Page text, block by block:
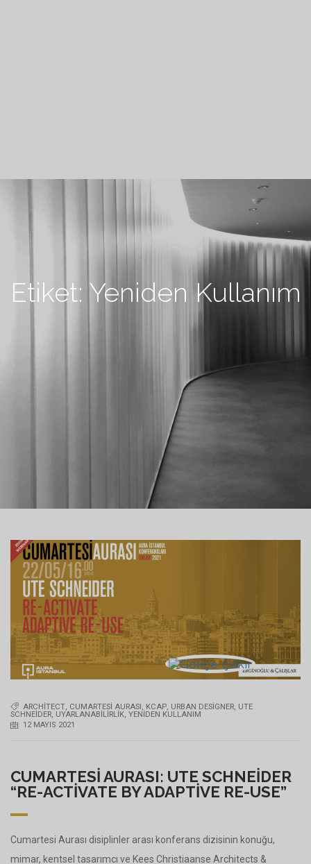
Etiket: Yeniden Kullanım
ARCHITECT, CUMARTESI AURASI, KCAP, URBAN DESIGNER, UTE
SCHNEIDER, UYARLANABILIRLIK, YENIDEN KULLANIM
12 MAYIS 2021
CUMARTESI AURASI: UTE SCHNEIDER
“RE-ACTIVATE BY ADAPTIVE RE-USE”
Cumartesi Aurası disiplinler arası konferans dizisinin konuğu,
mimar, kentsel tasarımcı ve Kees Christiaanse Architects &